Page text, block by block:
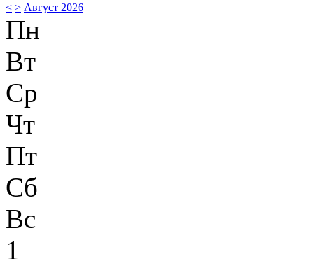
< > Август 2026
Пн
Вт
Ср
Чт
Пт
Сб
Вс
1